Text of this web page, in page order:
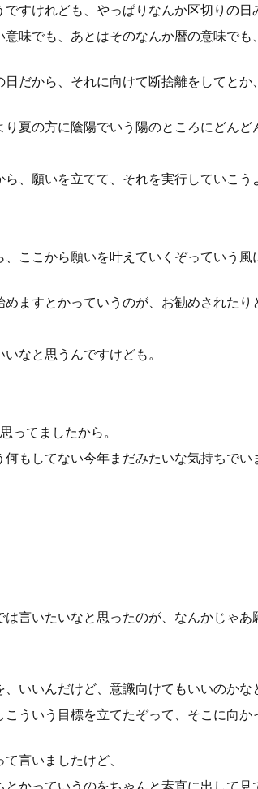
すけれども、やっぱりなんか区切りの日
味でも、あとはそのなんか暦の意味で
だから、それに向けて断捨離をしてと
夏の方に陰陽でいう陽のところにどんど
、願いを立てて、それを実行していこう
ここから願いを叶えていくぞっていう
ますとかっていうのが、お勧めされたり
なと思うんですけども。
ってましたから。
もしてない今年まだみたいな気持ちで
言いたいなと思ったのが、なんかじゃ
いいんだけど、意識向けてもいいのかな
ういう目標を立てたぞって、そこに向
言いましたけど、